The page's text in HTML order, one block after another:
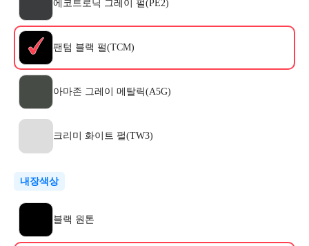
에코트로닉 그레이 펄(PE2)
팬텀 블랙 펄(TCM)
아마존 그레이 메탈릭(A5G)
크리미 화이트 펄(TW3)
내장색상
블랙 원톤